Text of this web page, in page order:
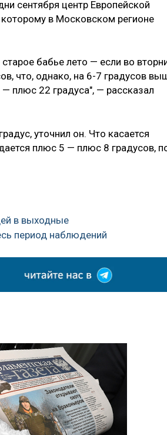
сентября центр Европейской
которому в Московском регионе
бабье лето — если во
что, однако, на 6-7 градусов
плюс 22 градуса", — рассказал
уточнил он. Что касается
плюс 5 — плюс 8 градусов,
в выходные
период наблюдений